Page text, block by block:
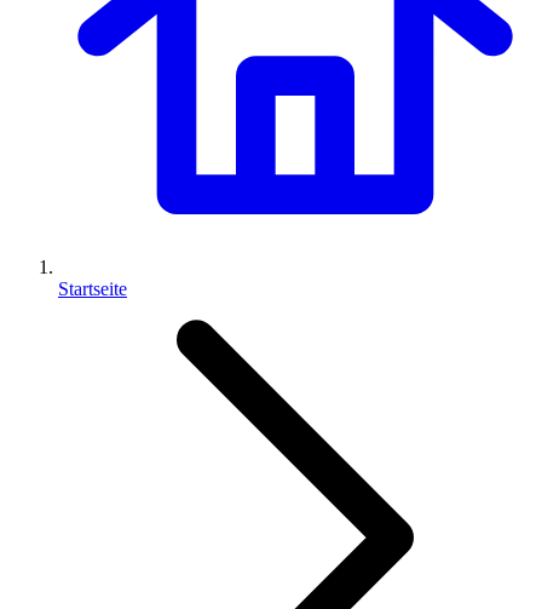
Startseite